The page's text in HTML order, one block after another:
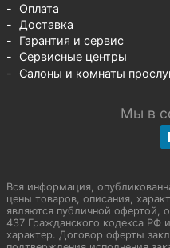
Оплата
Доставка
Гарантия и сервис
Сервисные центры
Салоны и комнаты
Мы в
Вся информация,
цены товаров, описания,
являются публичной офертой,
437 Гражданского кодекса РФ
характер. Договор оферты